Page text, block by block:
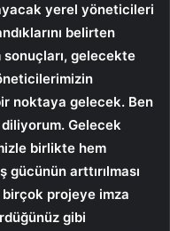
yerel yöneticileri
belirten
sonuçları, gelecekte
noktaya gelecek. Ben
diliyorum. Gelecek
birlikte hem
gücünün arttırılması
birçok projeye imza
gibi